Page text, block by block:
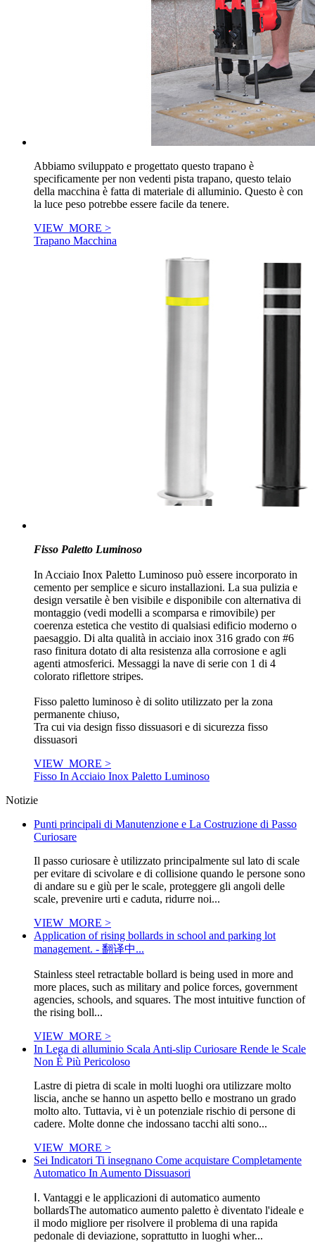
Abbiamo sviluppato e progettato questo trapano è
specificamente per non vedenti pista trapano, questo telaio
della macchina è fatta di materiale di alluminio. Questo è con
la luce peso potrebbe essere facile da tenere.
VIEW_MORE >
Trapano Macchina
Fisso Paletto Luminoso
In Acciaio Inox Paletto Luminoso può essere incorporato in
cemento per semplice e sicuro installazioni. La sua pulizia e
design versatile è ben visibile e disponibile con alternativa di
montaggio (vedi modelli a scomparsa e rimovibile) per
coerenza estetica che vestito di qualsiasi edificio moderno o
paesaggio. Di alta qualità in acciaio inox 316 grado con #6
raso finitura dotato di alta resistenza alla corrosione e agli
agenti atmosferici. Messaggi la nave di serie con 1 di 4
colorato riflettore stripes.
Fisso paletto luminoso è di solito utilizzato per la zona
permanente chiuso,
Tra cui via design fisso dissuasori e di sicurezza fisso
dissuasori
VIEW_MORE >
Fisso In Acciaio Inox Paletto Luminoso
Notizie
Punti principali di Manutenzione e La Costruzione di Passo
Curiosare
Il passo curiosare è utilizzato principalmente sul lato di scale
per evitare di scivolare e di collisione quando le persone sono
di andare su e giù per le scale, proteggere gli angoli delle
scale, prevenire urti e caduta, ridurre noi...
VIEW_MORE >
Application of rising bollards in school and parking lot
management. - 翻译中...
Stainless steel retractable bollard is being used in more and
more places, such as military and police forces, government
agencies, schools, and squares. The most intuitive function of
the rising boll...
VIEW_MORE >
In Lega di alluminio Scala Anti-slip Curiosare Rende le Scale
Non È Più Pericoloso
Lastre di pietra di scale in molti luoghi ora utilizzare molto
liscia, anche se hanno un aspetto bello e mostrano un grado
molto alto. Tuttavia, vi è un potenziale rischio di persone di
cadere. Molte donne che indossano tacchi alti sono...
VIEW_MORE >
Sei Indicatori Ti insegnano Come acquistare Completamente
Automatico In Aumento Dissuasori
Ⅰ. Vantaggi e le applicazioni di automatico aumento
bollardsThe automatico aumento paletto è diventato l'ideale e
il modo migliore per risolvere il problema di una rapida
pedonale di deviazione, soprattutto in luoghi wher...